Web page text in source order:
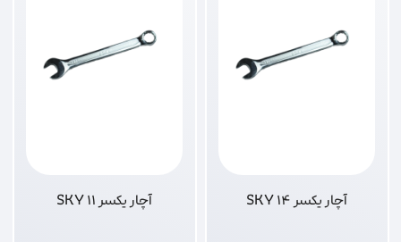
آچار یکسر 14 SKY آچار یکسر 11 SKY